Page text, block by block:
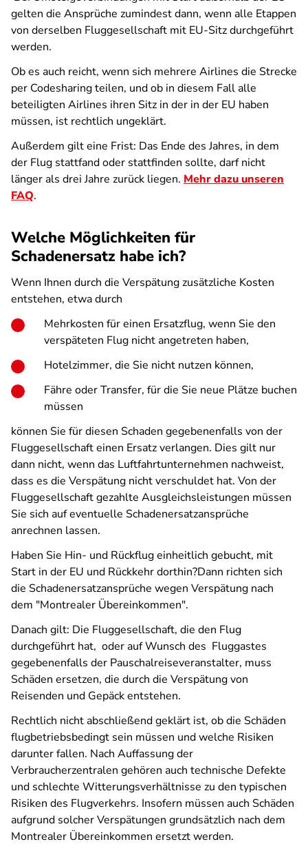
gelten die Ansprüche zumindest dann, wenn alle Etappen
von derselben Fluggesellschaft mit EU-Sitz durchgeführt
werden.
Ob es auch reicht, wenn sich mehrere Airlines die Strecke
per Codesharing teilen, und ob in diesem Fall alle
beteiligten Airlines ihren Sitz in der in der EU haben
müssen, ist rechtlich ungeklärt.
Außerdem gilt eine Frist: Das Ende des Jahres, in dem
der Flug stattfand oder stattfinden sollte, darf nicht
länger als drei Jahre zurück liegen. Mehr dazu unseren
FAQ.
Welche Möglichkeiten für
Schadenersatz habe ich?
Wenn Ihnen durch die Verspätung zusätzliche Kosten
entstehen, etwa durch
Mehrkosten für einen Ersatzflug, wenn Sie den
verspäteten Flug nicht angetreten haben,
Hotelzimmer, die Sie nicht nutzen können,
Fähre oder Transfer, für die Sie neue Plätze buchen
müssen
können Sie für diesen Schaden gegebenenfalls von der
Fluggesellschaft einen Ersatz verlangen. Dies gilt nur
dann nicht, wenn das Luftfahrtunternehmen nachweist,
dass es die Verspätung nicht verschuldet hat. Von der
Fluggesellschaft gezahlte Ausgleichsleistungen müssen
Sie sich auf eventuelle Schadenersatzansprüche
anrechnen lassen.
Haben Sie Hin- und Rückflug einheitlich gebucht, mit
Start in der EU und Rückkehr dorthin?Dann richten sich
die Schadenersatzansprüche wegen Verspätung nach
dem "Montrealer Übereinkommen".
Danach gilt: Die Fluggesellschaft, die den Flug
durchgeführt hat, oder auf Wunsch des Fluggastes
gegebenenfalls der Pauschalreiseveranstalter, muss
Schäden ersetzen, die durch die Verspätung von
Reisenden und Gepäck entstehen.
Rechtlich nicht abschließend geklärt ist, ob die Schäden
flugbetriebsbedingt sein müssen und welche Risiken
darunter fallen. Nach Auffassung der
Verbraucherzentralen gehören auch technische Defekte
und schlechte Witterungsverhältnisse zu den typischen
Risiken des Flugverkehrs. Insofern müssen auch Schäden
aufgrund solcher Verspätungen grundsätzlich nach dem
Montrealer Übereinkommen ersetzt werden.